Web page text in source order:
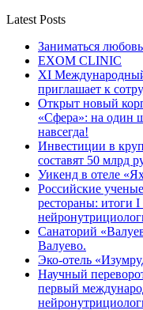
Latest Posts
Заниматься
EXOM CLINIC
XI
приглашает к
Открыт новый
«Сфера»: на один
навсегда!
Инвестиции в
составят 50 млрд
Уикенд в отеле
Российские
рестораны: итоги
Санаторий
Валуево.
Эко-отель
Научный
первый